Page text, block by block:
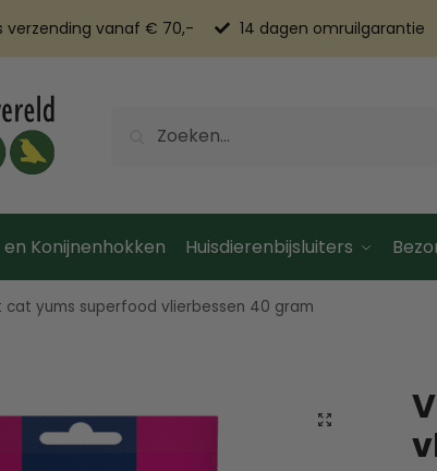
verzending vanaf € 70,- 14 dagen omruilgarantie
Konijnenhokken Huisdierenbijsluiters
yums superfood vlierbessen 40 gram